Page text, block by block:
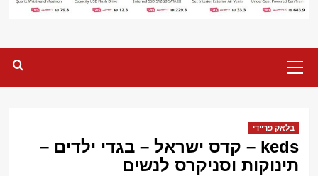
Menu
בלאק פריידי
keds – קדס ישראל – בגדי ילדים –
תינוקות וסניקרס לנשים